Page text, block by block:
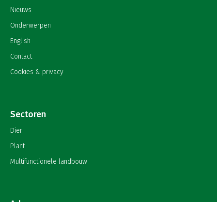
Nieuws
Onderwerpen
English
Contact
Cookies & privacy
Sectoren
Dier
Plant
Multifunctionele landbouw